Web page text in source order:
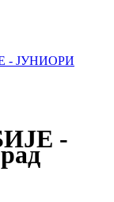
- ЈУНИОРИ
-